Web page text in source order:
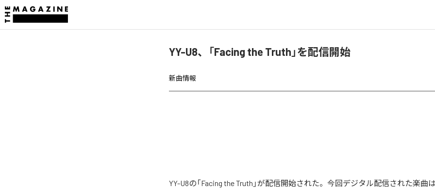
YY-U8、「Facing the Truth」を配信開始
新曲情報
YY-U8の「Facing the Truth」が配信開始された。今回デジタル配信された楽曲